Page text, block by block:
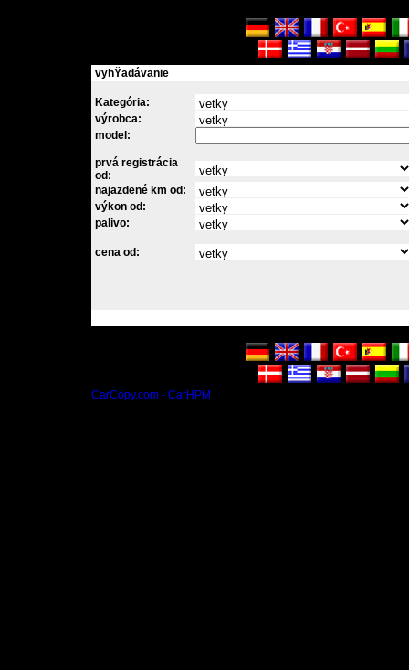
vyhŸadávanie
Kategória:
výrobca:
model:
prvá registrácia
od:
najazdené km od:
výkon od:
palivo:
cena od:
CarCopy.com - CarHPM